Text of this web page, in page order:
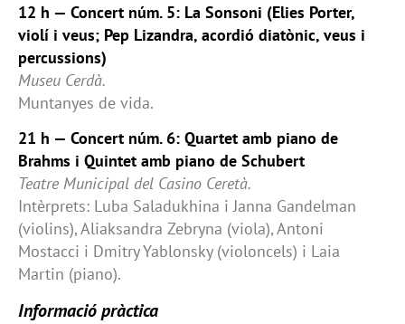
12 h — Concert núm. 5: La Sonsoni (Elies Porter,
violí i veus; Pep Lizandra, acordió diatònic, veus i
percussions)
Museu Cerdà.
Muntanyes de vida.
21 h — Concert núm. 6: Quartet amb piano de
Brahms i Quintet amb piano de Schubert
Teatre Municipal del Casino Ceretà.
Intèrprets: Luba Saladukhina i Janna Gandelman
(violins), Aliaksandra Zebryna (viola), Antoni
Mostacci i Dmitry Yablonsky (violoncels) i Laia
Martin (piano).
Informació pràctica